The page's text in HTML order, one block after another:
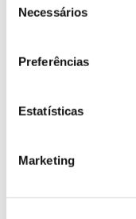
Necessários
Preferências
Estatísticas
Marketing
são influenciadas
entre os quais a
disponibilidade